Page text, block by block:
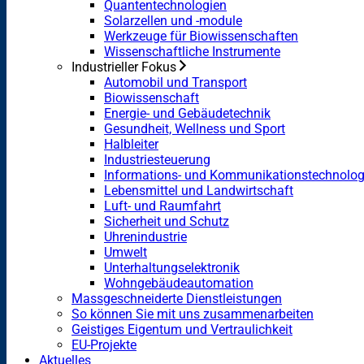
Quantentechnologien
Solarzellen und -module
Werkzeuge für Biowissenschaften
Wissenschaftliche Instrumente
Industrieller Fokus
Automobil und Transport
Biowissenschaft
Energie- und Gebäudetechnik
Gesundheit, Wellness und Sport
Halbleiter
Industriesteuerung
Informations- und
Lebensmittel und Landwirtschaft
Luft- und Raumfahrt
Sicherheit und Schutz
Uhrenindustrie
Umwelt
Unterhaltungselektronik
Wohngebäudeautomation
Massgeschneiderte Dienstleistungen
So können Sie mit uns zusammenarbeiten
Geistiges Eigentum und Vertraulichkeit
EU-Projekte
Aktuelles